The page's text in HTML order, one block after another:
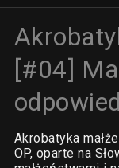
[#04]
Akrobatyka
OP, oparte na